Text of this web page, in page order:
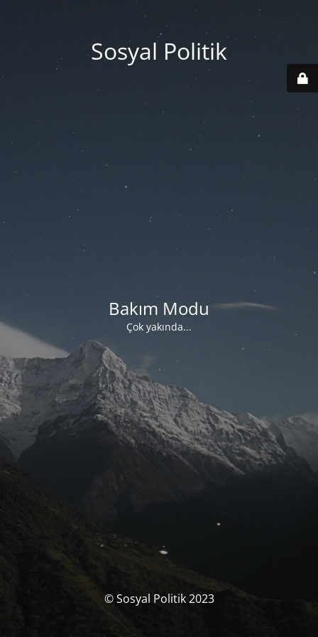
Sosyal Politik
Bakım Modu
Çok yakında...
© Sosyal Politik 2023